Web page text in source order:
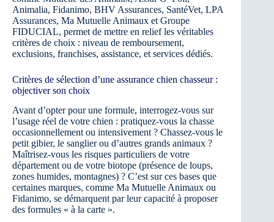
Animalia, Fidanimo, BHV Assurances, SantéVet, LPA
Assurances, Ma Mutuelle Animaux et Groupe
FIDUCIAL, permet de mettre en relief les véritables
critères de choix : niveau de remboursement,
exclusions, franchises, assistance, et services dédiés.
Critères de sélection d’une assurance chien chasseur :
objectiver son choix
Avant d’opter pour une formule, interrogez-vous sur
l’usage réel de votre chien : pratiquez-vous la chasse
occasionnellement ou intensivement ? Chassez-vous le
petit gibier, le sanglier ou d’autres grands animaux ?
Maîtrisez-vous les risques particuliers de votre
département ou de votre biotope (présence de loups,
zones humides, montagnes) ? C’est sur ces bases que
certaines marques, comme Ma Mutuelle Animaux ou
Fidanimo, se démarquent par leur capacité à proposer
des formules « à la carte ».